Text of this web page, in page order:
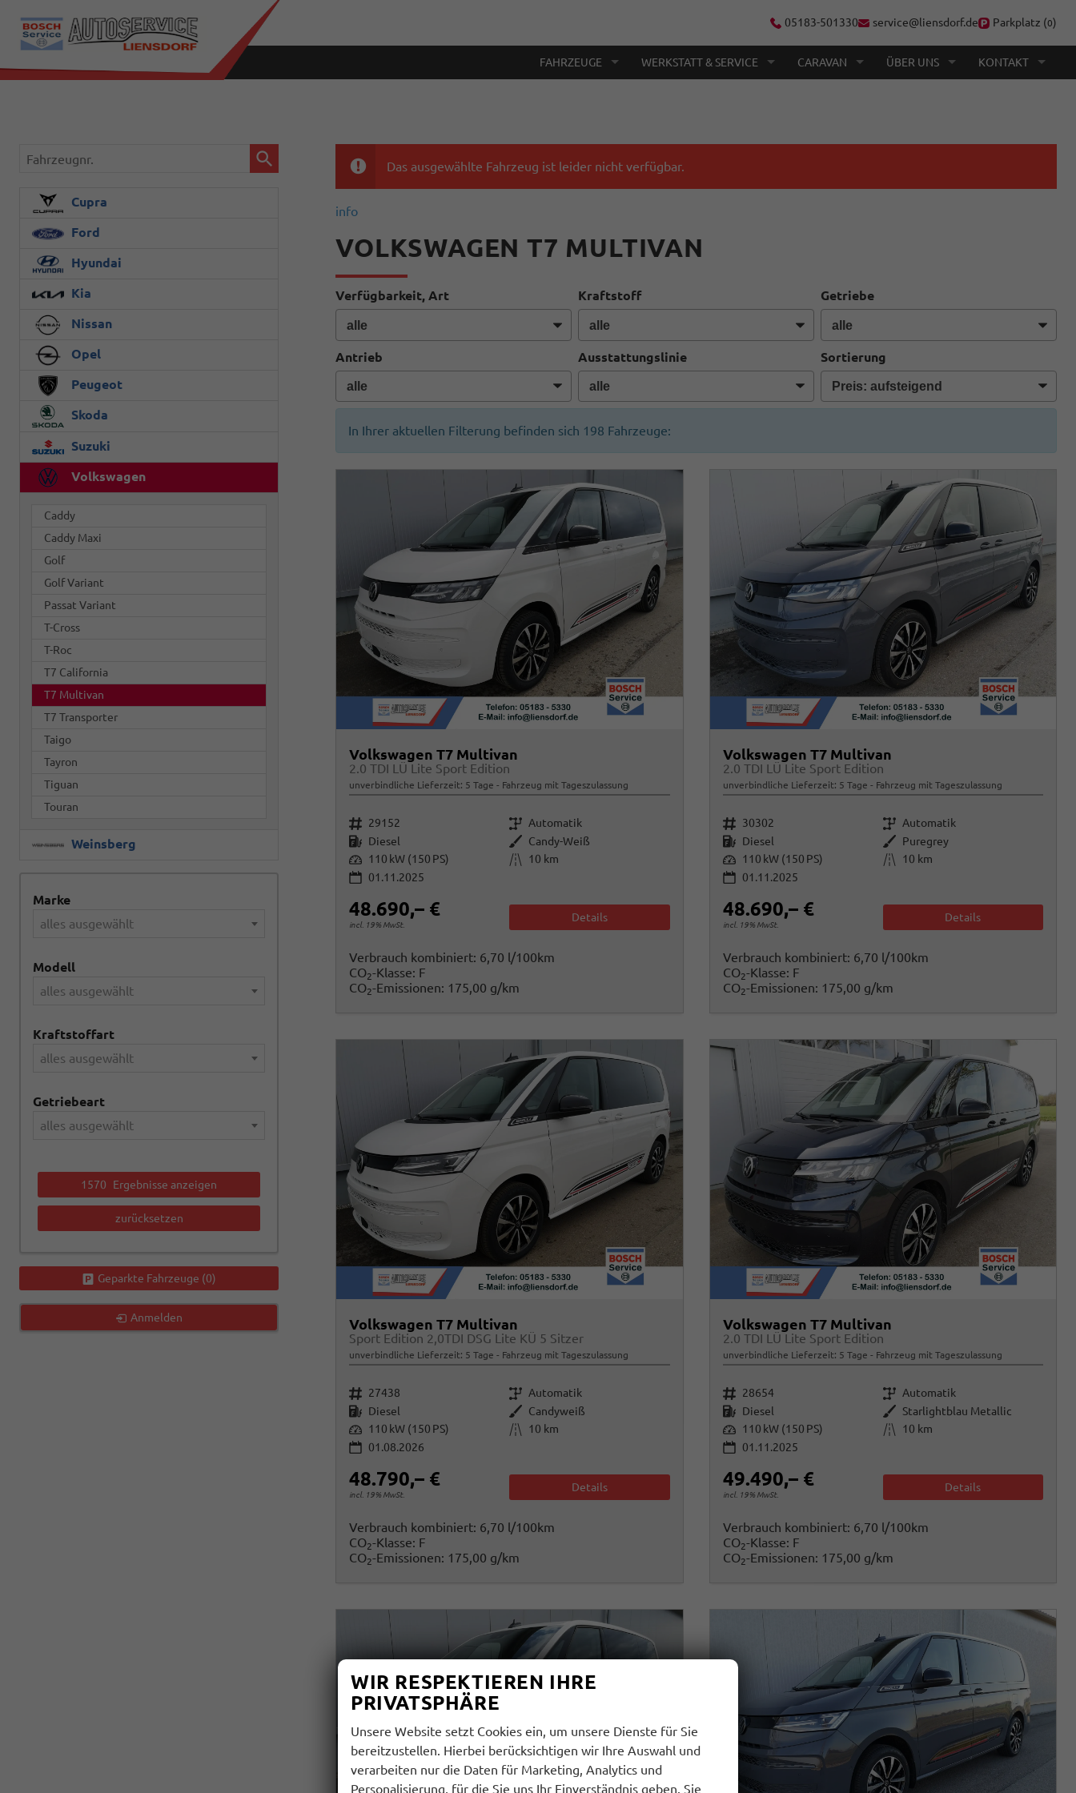
05183-501330 service@liensdorf.de Parkplatz (0)
FAHRZEUGE WERKSTATT & SERVICE CARAVAN ÜBER UNS KONTAKT
Das ausgewählte Fahrzeug ist leider nicht verfügbar.
info
VOLKSWAGEN T7 MULTIVAN
Verfügbarkeit, Art Kraftstoff Getriebe
Antrieb Ausstattungslinie Sortierung
In Ihrer aktuellen Filterung befinden sich 198 Fahrzeuge:
Volkswagen T7 Multivan
2.0 TDI LÜ Lite Sport Edition
unverbindliche Lieferzeit: 5 Tage Fahrzeug mit Tageszulassung
Fahrzeugnr. 29152 Getriebe Automatik
Kraftstoff Diesel Außenfarbe Candy-Weiß
Leistung 110 kW (150 PS) Kilometerstand 10 km
01.11.2025
48.690,– €
incl. 19% MwSt.
Details
Verbrauch kombiniert: 6,70 l/100km
CO2-Klasse: F
CO2-Emissionen: 175,00 g/km
Volkswagen T7 Multivan
2.0 TDI LÜ Lite Sport Edition
unverbindliche Lieferzeit: 5 Tage Fahrzeug mit Tageszulassung
Fahrzeugnr. 30302 Getriebe Automatik
Kraftstoff Diesel Außenfarbe Puregrey
Leistung 110 kW (150 PS) Kilometerstand
10 km
01.11.2025
48.690,– €
incl. 19% MwSt.
Details
Verbrauch kombiniert: 6,70 l/100km
CO2-Klasse: F
CO2-Emissionen: 175,00 g/km
Volkswagen T7 Multivan
Sport Edition 2,0TDI DSG Lite KÜ 5 Sitzer
unverbindliche Lieferzeit: 5 Tage Fahrzeug mit Tageszulassung
Fahrzeugnr. 27438 Getriebe Automatik
Kraftstoff Diesel Außenfarbe Candyweiß
Leistung 110 kW (150 PS) Kilometerstand 10 km
01.08.2026
48.790,– €
incl. 19% MwSt.
Details
Verbrauch kombiniert: 6,70 l/100km
CO2-Klasse: F
CO2-Emissionen: 175,00 g/km
Volkswagen T7 Multivan
2.0 TDI LÜ Lite Sport Edition
unverbindliche Lieferzeit: 5 Tage Fahrzeug mit Tageszulassung
Fahrzeugnr. 28654 Getriebe Automatik
Kraftstoff Diesel Außenfarbe Starlightblau Metallic
Leistung 110 kW (150 PS) Kilometerstand
10 km
01.11.2025
49.490,– €
incl. 19% MwSt.
Details
Verbrauch kombiniert: 6,70 l/100km
CO2-Klasse: F
CO2-Emissionen: 175,00 g/km
Fahrzeugnr.
Cupra
Ford
Hyundai
Kia
Nissan
Opel
Peugeot
Skoda
Suzuki
Volkswagen
Caddy
Caddy Maxi
Golf
Golf Variant
Passat Variant
T-Cross
T-Roc
T7 California
T7 Multivan
T7 Transporter
Taigo
Tayron
Tiguan
Touran
Weinsberg
Marke
alles ausgewählt
Modell
alles ausgewählt
Kraftstoffart
alles ausgewählt
Getriebeart
alles ausgewählt
1570 Ergebnisse anzeigen
zurücksetzen
Geparkte Fahrzeuge (0)
Anmelden
WIR RESPEKTIEREN IHRE
PRIVATSPHÄRE
Unsere Website setzt Cookies ein, um unsere Dienste für Sie
bereitzustellen. Hierbei berücksichtigen wir Ihre Auswahl und
verarbeiten nur die Daten für Marketing, Analytics und
Personalisierung, für die Sie uns Ihr Einverständnis geben. Sie